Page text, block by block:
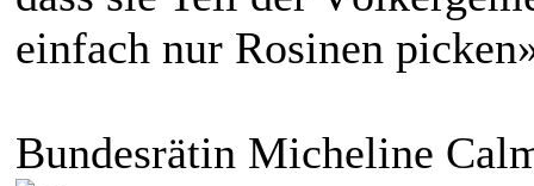
einfach nur Rosinen
Bundesrätin Micheline